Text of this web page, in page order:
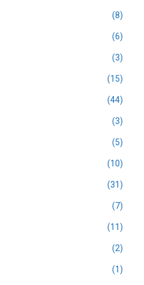
(8)
(6)
(3)
(15)
(44)
(3)
(5)
(10)
(31)
(7)
(11)
(2)
(1)